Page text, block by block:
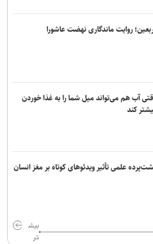
دادگاه پرونده کثیرالشاکی شرکت تات موتور تاک با ۲۹۷۹ نفر شاکی برگزار
اسلامی نماد مقاومت در برابر غرب است
به مصرف مواد مخدر است
و مراکز عرضه غذا تخلف بهداشتی
ردزنی محل استقرار شهید لاریجانی»
روایت ماندگاری نهضت عاشورا
آب هم می‌تواند میل شما را به غذا خوردن
کند
علمی تأثیر ویدئو‌های کوتاه بر مغز انسان
بیش
تر